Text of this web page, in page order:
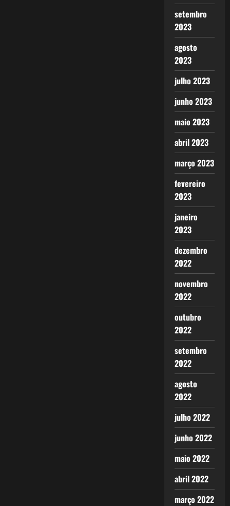
setembro
2023
agosto
2023
julho 2023
junho 2023
maio 2023
abril 2023
março 2023
fevereiro
2023
janeiro
2023
dezembro
2022
novembro
2022
outubro
2022
setembro
2022
agosto
2022
julho 2022
junho 2022
maio 2022
abril 2022
março 2022